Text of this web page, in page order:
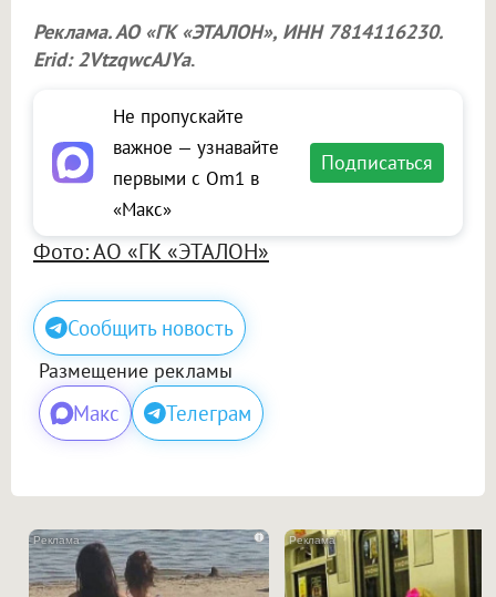
Реклама. АО «ГК «ЭТАЛОН», ИНН 7814116230.
Erid: 2VtzqwcAJYa.
Не пропускайте
важное — узнавайте
первыми с Om1 в
«Макс»
Подписаться
Фото: АО «ГК «ЭТАЛОН»
Сообщить новость
Размещение рекламы
Макс Телеграм
i